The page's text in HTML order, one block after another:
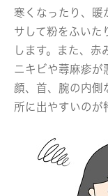
寒くなったり、暖
サして粉をふいた
します。また、赤
ニキビや蕁麻疹が
顔、首、腕の内側
所に出やすいのが